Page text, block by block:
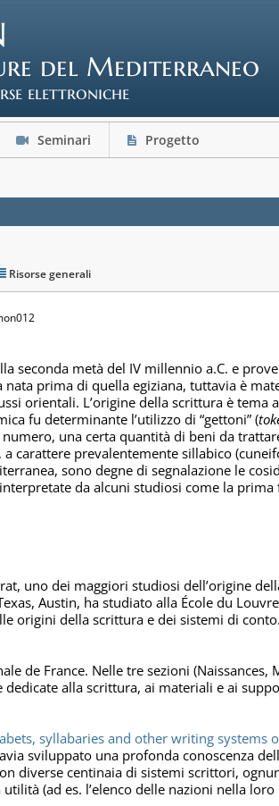
del Mediterraneo
elettroniche
Seminari Progetto
Risorse generali
seconda metà del IV millennio a.C. e
prima di quella egiziana, tuttavia è
orientali. L’origine della scrittura è tema
fu determinante l’utilizzo di “gettoni” (
una certa quantità di beni da
carattere prevalentemente sillabico
sono degne di segnalazione le
da alcuni studiosi come la
uno dei maggiori studiosi dell’origine
Austin, ha studiato alla École du
origini della scrittura e dei sistemi di conto.
de France. Nelle tre sezioni (Naissances,
alla scrittura, ai materiali e ai
syllabaries and other writing systems
sviluppato una profonda conoscenza
diverse centinaia di sistemi scrittori,
(ad es. l’elenco delle nazioni nella